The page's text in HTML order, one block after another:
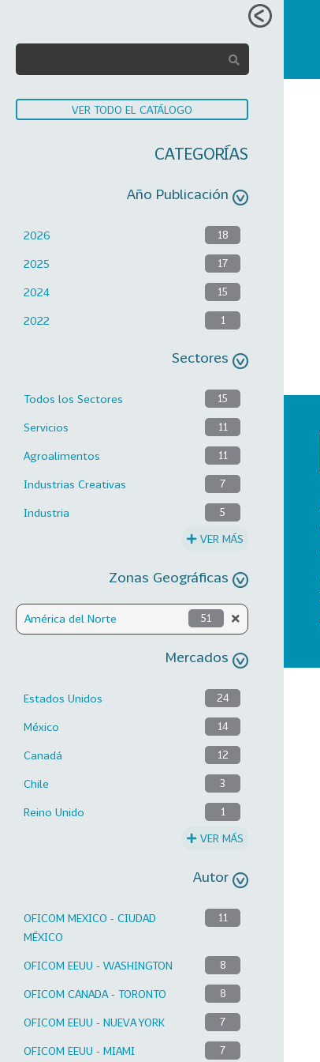
VER TODO EL CATÁLOGO
CATEGORÍAS
Año Publicación
2026 18
2025 17
2024 15
2022 1
Sectores
Todos los Sectores 15
Servicios 11
Agroalimentos 11
Industrias Creativas 7
Industria 5
VER MÁS
Zonas Geográficas
América del Norte 51
Mercados
Estados Unidos 24
México 14
Canadá 12
Chile 3
Reino Unido 1
VER MÁS
Autor
OFICOM MEXICO - CIUDAD
MÉXICO
11
OFICOM EEUU - WASHINGTON 8
OFICOM CANADA - TORONTO 8
OFICOM EEUU - NUEVA YORK 7
OFICOM EEUU - MIAMI 7